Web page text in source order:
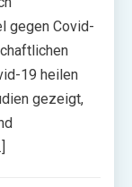
gegen Covid-
19 heilen
gezeigt,